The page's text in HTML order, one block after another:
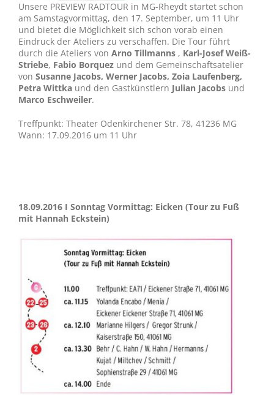
Unsere PREVIEW RADTOUR in MG-Rheydt startet schon
am Samstagvormittag, den 17. September, um 11 Uhr
und bietet die Möglichkeit sich schon vorab einen
Eindruck der Ateliers zu verschaffen. Die Tour führt
durch die Ateliers von Arno Tillmanns , Karl-Josef Weiß-
Striebe, Fabio Borquez und dem Gemeinschaftsatelier
von Susanne Jacobs, Werner Jacobs, Zoia Laufenberg,
Petra Wittka und den Gastkünstlern Julian Jacobs und
Marco Eschweiler.
Treffpunkt: Theater Odenkirchener Str. 78, 41236 MG
Wann: 17.09.2016 um 11 Uhr
18.09.2016 I Sonntag Vormittag: Eicken (Tour zu Fuß
mit Hannah Eckstein)